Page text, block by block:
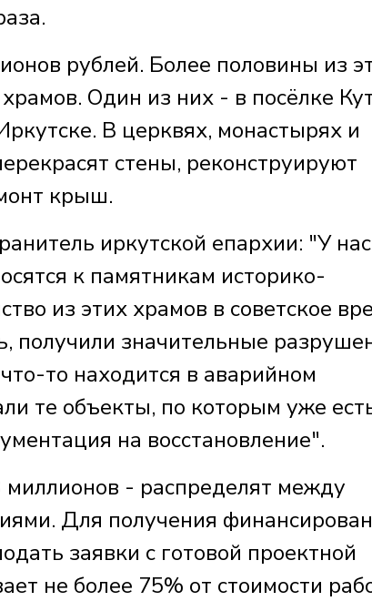
рублей. Более половины из
Один из них - в посёлке
В церквях, монастырях и
стены, реконструируют
крыш.
иркутской епархии: "У
к памятникам историко-
из этих храмов в советское
получили значительные
то находится в аварийном
те объекты, по которым уже
на восстановление".
миллионов - распределят между
Для получения
заявки с готовой проектной
не более 75% от стоимости